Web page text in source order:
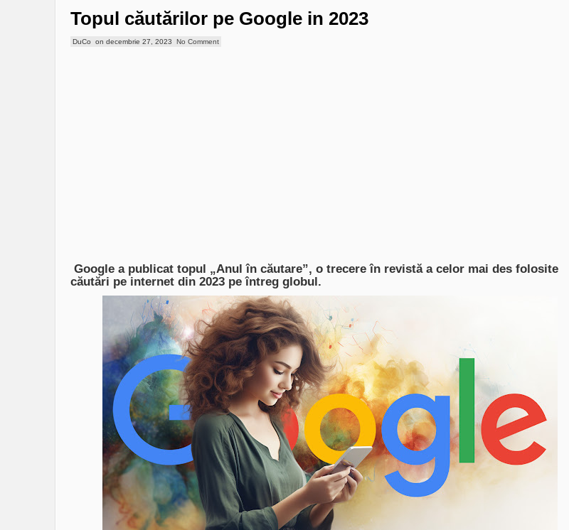
Topul căutărilor pe Google in 2023
DuCo on decembrie 27, 2023 No Comment
Google a publicat topul „Anul în căutare”, o trecere în revistă a celor mai des folosite
căutări pe internet din 2023 pe întreg globul.